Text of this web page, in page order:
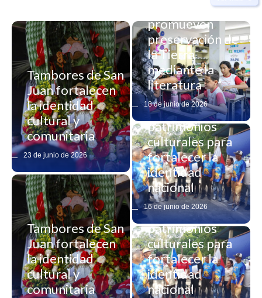
Tambores de San
Juan fortalecen
la identidad
cultural y
comunitaria
23 de junio de 2026
Tambores de San
Juan fortalecen
la identidad
cultural y
comunitaria
Estudiantes
promueven
preservación de
la Tierra
mediante la
literatura
18 de junio de 2026
Yaracuy declara
nuevos
patrimonios
culturales para
fortalecer la
identidad
nacional
16 de junio de 2026
Yaracuy declara
nuevos
patrimonios
culturales para
fortalecer la
identidad
nacional